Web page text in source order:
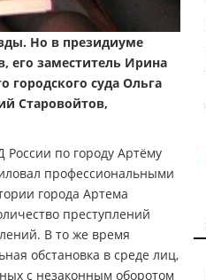
Но в президиуме
его заместитель Ирина
суда Ольга
Старовойтов,
по городу Артёму
профессиональными
города Артема
преступлений
В то же время
обстановка в среде лиц,
с незаконным оборотом